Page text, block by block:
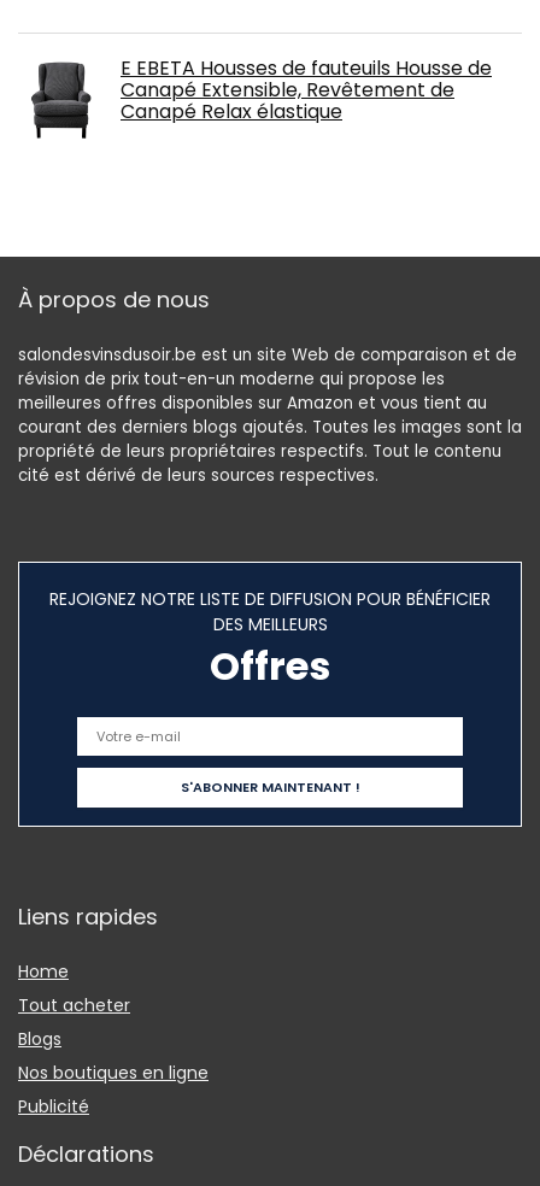
E EBETA Housses de fauteuils Housse de
Canapé Extensible, Revêtement de
Canapé Relax élastique
À propos de nous
salondesvinsdusoir.be est un site Web de comparaison et de
révision de prix tout-en-un moderne qui propose les
meilleures offres disponibles sur Amazon et vous tient au
courant des derniers blogs ajoutés. Toutes les images sont la
propriété de leurs propriétaires respectifs. Tout le contenu
cité est dérivé de leurs sources respectives.
REJOIGNEZ NOTRE LISTE DE DIFFUSION POUR BÉNÉFICIER
DES MEILLEURS
Offres
Liens rapides
Home
Tout acheter
Blogs
Nos boutiques en ligne
Publicité
Déclarations